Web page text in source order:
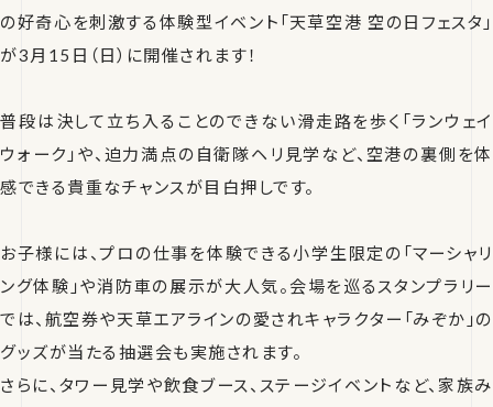
の好奇心を刺激する体験型イベント「天草空港 空の日フェスタ」
が3月15日（日）に開催されます！
普段は決して立ち入ることのできない滑走路を歩く「ランウェイ
ウォーク」や、迫力満点の自衛隊ヘリ見学など、空港の裏側を体
感できる貴重なチャンスが目白押しです。
お子様には、プロの仕事を体験できる小学生限定の「マーシャリ
ング体験」や消防車の展示が大人気。会場を巡るスタンプラリー
では、航空券や天草エアラインの愛されキャラクター「みぞか」の
グッズが当たる抽選会も実施されます。
さらに、タワー見学や飲食ブース、ステージイベントなど、家族み